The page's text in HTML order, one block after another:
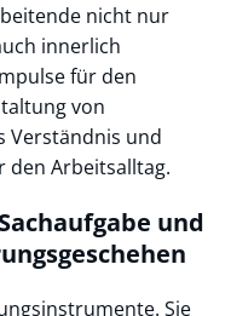
nicht nur
innerlich
für den
von
Verständnis und
den Arbeitsalltag.
und
Sie